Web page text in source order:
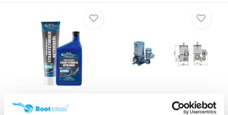
High Viscosity 80W90
Staartstukolie
Aandrijfset | 5000-220V-
beroepsv/schroef...